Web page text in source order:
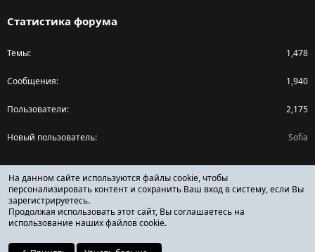
Статистика форума
Темы 1,478
Сообщения 1,940
Пользователи 2,175
Новый пользователь Sofia
Поделиться страницей
Facebook
X (Twitter)
Reddit
На данном сайте используются файлы cookie, чтобы
персонализировать контент и сохранить Ваш вход в систему, если Вы
зарегистрируетесь.
Продолжая использовать этот сайт, Вы соглашаетесь на
использование наших файлов cookie.